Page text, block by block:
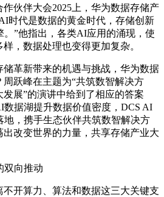
伙伴大会2025上 ，华为数据存储产
时代是数据的黄金时代，存储创新
。”他指出，各类AI应用的涌现，使
，数据处理也变得更加复杂。
革新带来的机遇与挑战，华为数据
周跃峰在主题为“共筑数智解决方
展”的演讲中给到了相应的答案
据湖提升数据价值密度，DCS AI
，携手生态伙伴共筑数智解决方
改变世界的力量，共享存储产业大
双向推动
不开算力、算法和数据这三大关键支